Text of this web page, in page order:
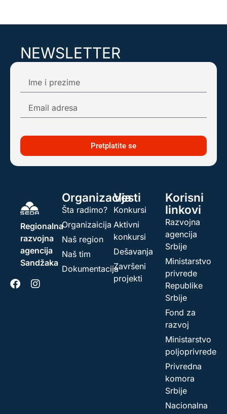
NEWSLETTER
dobijali obaveštenja o najnovijim dešavanjima!
Pretplatite se
Regionalna
razvojna
agencija
Sandžaka
Organizacija
Šta radimo?
Organizaicija
Naš region
Naš tim
Dokumentacija
Vesti
Konkursi
Aktivni
konkursi
Dešavanja
Završeni
projekti
Korisni
linkovi
Razvojna
agencija
Srbije
Ministarstvo
privrede
Republike
Srbije
Fond za
razvoj
Ministarstvo
poljoprivrede
Privredna
komora
Srbije
Nacionalna